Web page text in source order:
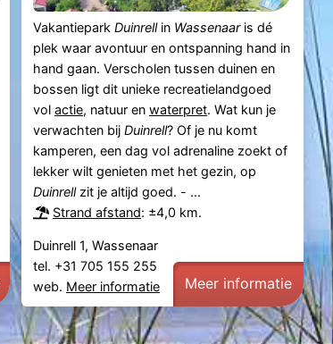
Vakantiepark Duinrellin Wassenaaris dé
plek waar avontuur en ontspanning hand in
hand gaan. Verscholen tussen duinen en
bossen ligt dit unieke recreatielandgoed
vol actie, natuur en waterpret. Wat kun je
verwachten bij Duinrell? Of je nu komt
kamperen, een dag vol adrenaline zoekt of
lekker wilt genieten met het gezin, op
Duinrellzit je altijd goed. - ...
Strand afstand: ±4,0 km.
Duinrell 1, Wassenaar
tel. +31 705 155 255
web. Meer informatie Meer informatie